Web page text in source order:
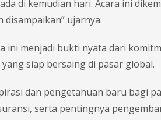
di kemudian hari. Acara ini
disampaikan” ujarnya.
ini menjadi bukti nyata dari
siap bersaing di pasar global.
dan pengetahuan baru bagi
serta pentingnya